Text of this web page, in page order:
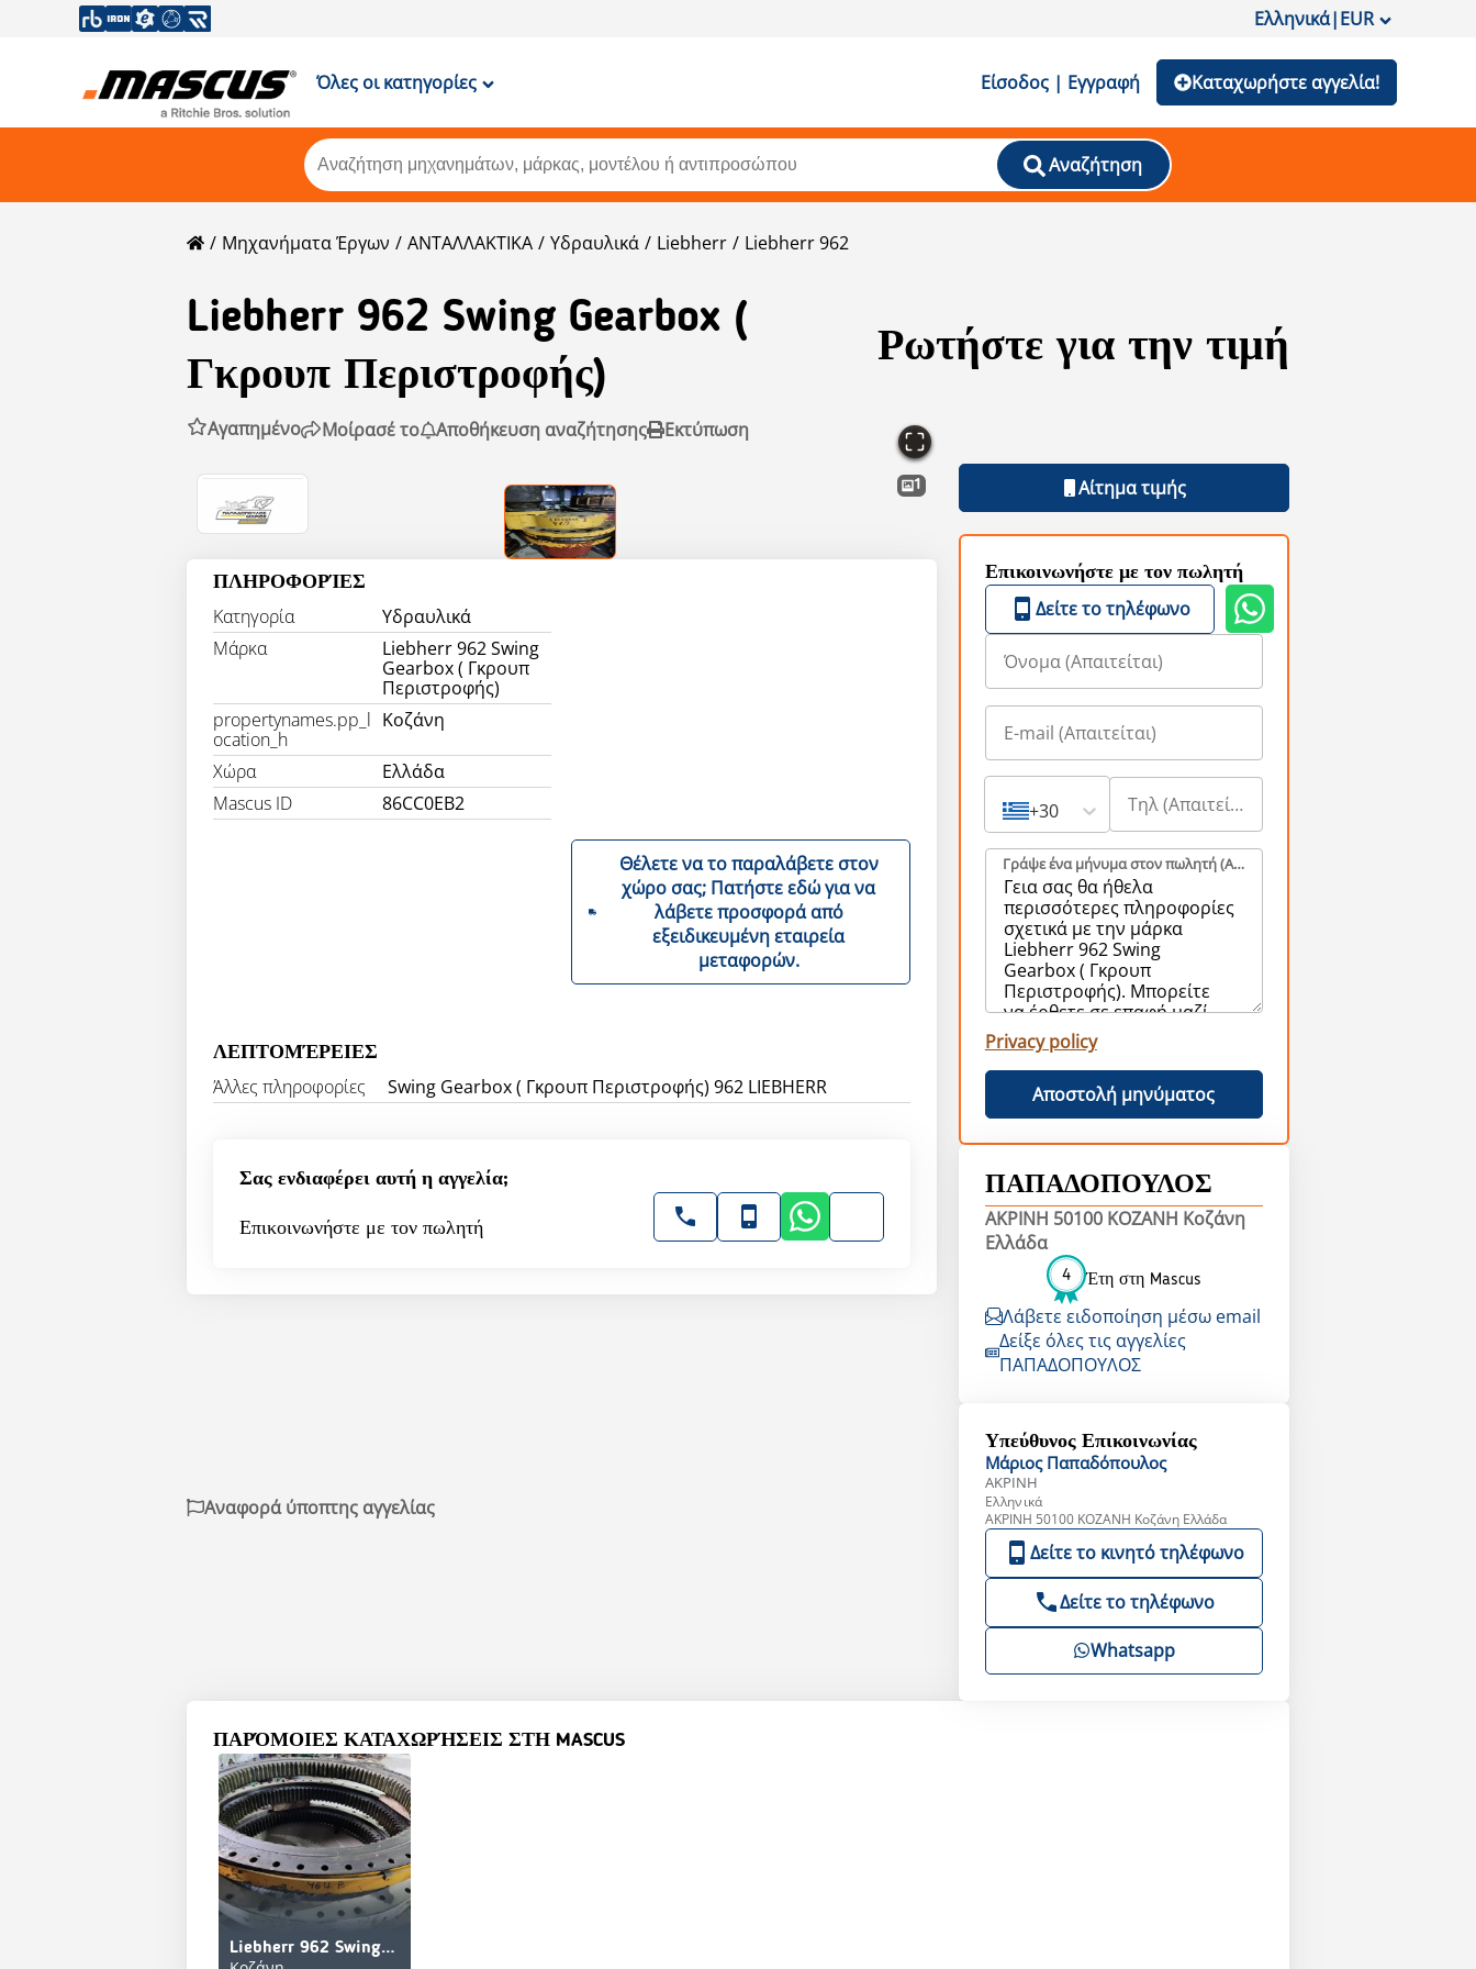
Ελληνικά|EUR
Όλες οι κατηγορίες Είσοδος | Εγγραφή Καταχωρήστε αγγελία!
Αναζήτηση
Μηχανήματα Έργων ΑΝΤΑΛΛΑΚΤΙΚΑ Υδραυλικά Liebherr Liebherr 962
Liebherr 962 Swing Gearbox (
Γκρουπ Περιστροφής)
Ρωτήστε για την τιμή
Αγαπημένο Μοίρασέ το Αποθήκευση αναζήτησης Εκτύπωση
1
ΠΛΗΡΟΦΟΡΊΕΣ
Κατηγορία
Υδραυλικά
Μάρκα
Liebherr 962 Swing
Gearbox ( Γκρουπ
Περιστροφής)
propertynames.pp_l
ocation_h
Κοζάνη
Χώρα
Ελλάδα
Mascus ID
86CC0EB2
Θέλετε να το παραλάβετε στον
χώρο σας; Πατήστε εδώ για να
λάβετε προσφορά από
εξειδικευμένη εταιρεία
μεταφορών.
ΛΕΠΤΟΜΈΡΕΙΕΣ
Άλλες πληροφορίες Swing Gearbox ( Γκρουπ Περιστροφής) 962 LIEBHERR
Σας ενδιαφέρει αυτή η αγγελία;
Επικοινωνήστε με τον πωλητή
Αίτημα τιμής
Επικοινωνήστε με τον πωλητή
Δείτε το τηλέφωνο
+30
Γράψε ένα μήνυμα στον πωλητή (Aπαιτείται)
Privacy policy
Αποστολή μηνύματος
ΠΑΠΑΔΟΠΟΥΛΟΣ
ΑΚΡΙΝΗ 50100 ΚΟΖΑΝΗ Κοζάνη
Ελλάδα
4 Έτη στη Mascus
Λάβετε ειδοποίηση μέσω email
Δείξε όλες τις αγγελίες
ΠΑΠΑΔΟΠΟΥΛΟΣ
Υπεύθυνος Επικοινωνίας
Μάριος Παπαδόπουλος
ΑΚΡΙΝΗ
Ελληνικά
ΑΚΡΙΝΗ 50100 ΚΟΖΑΝΗ Κοζάνη Ελλάδα
Δείτε το κινητό τηλέφωνο
Δείτε το τηλέφωνο
Whatsapp
Αναφορά ύποπτης αγγελίας
ΠΑΡΌΜΟΙΕΣ ΚΑΤΑΧΩΡΉΣΕΙΣ ΣΤΗ MASCUS
Liebherr 962 Swing Gear (Γρανάζι Περιστροφής)